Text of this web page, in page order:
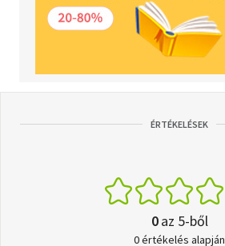
ÉRTÉKELÉSEK
0az 5-ből
0 értékelés alapján